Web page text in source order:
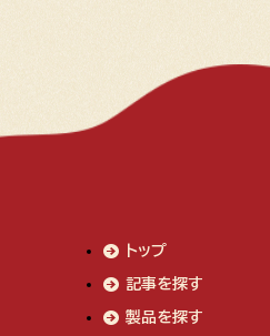
トップ
記事を探す
製品を探す